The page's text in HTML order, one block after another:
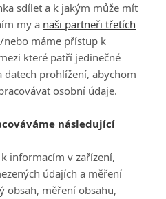
PŘIHLÁSIT
REGISTROVAT
, e-mailserialy@fandimefilmu.cz
webu napište nám na e-mail
používání cookies |Pravidla webu
soukromí
sdílet a k jakým může mít
my a naši partneři třetích
nebo máme přístup k
které patří jedinečné
prohlížení, abychom
osobní údaje.
následující
informacím v zařízení,
údajích a měření
obsah, měření obsahu,